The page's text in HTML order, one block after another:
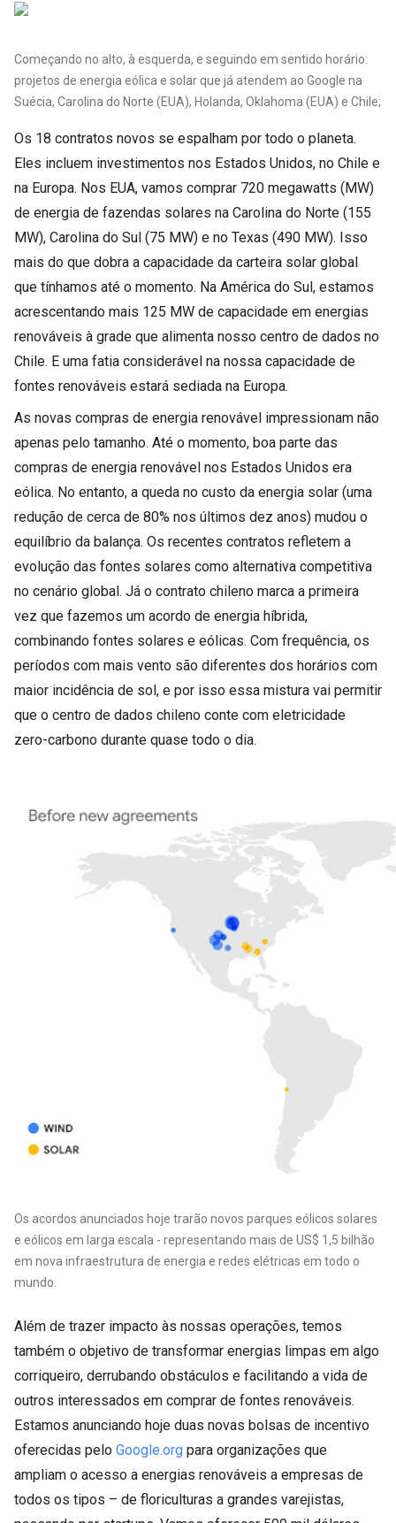
Começando no alto, à esquerda, e seguindo em sentido horário:
projetos de energia eólica e solar que já atendem ao Google na
Suécia, Carolina do Norte (EUA), Holanda, Oklahoma (EUA) e Chile;
Os 18 contratos novos se espalham por todo o planeta.
Eles incluem investimentos nos Estados Unidos, no Chile e
na Europa. Nos EUA, vamos comprar 720 megawatts (MW)
de energia de fazendas solares na Carolina do Norte (155
MW), Carolina do Sul (75 MW) e no Texas (490 MW). Isso
mais do que dobra a capacidade da carteira solar global
que tínhamos até o momento. Na América do Sul, estamos
acrescentando mais 125 MW de capacidade em energias
renováveis à grade que alimenta nosso centro de dados no
Chile. E uma fatia considerável na nossa capacidade de
fontes renováveis estará sediada na Europa.
As novas compras de energia renovável impressionam não
apenas pelo tamanho. Até o momento, boa parte das
compras de energia renovável nos Estados Unidos era
eólica. No entanto, a queda no custo da energia solar (uma
redução de cerca de 80% nos últimos dez anos) mudou o
equilíbrio da balança. Os recentes contratos refletem a
evolução das fontes solares como alternativa competitiva
no cenário global. Já o contrato chileno marca a primeira
vez que fazemos um acordo de energia híbrida,
combinando fontes solares e eólicas. Com frequência, os
períodos com mais vento são diferentes dos horários com
maior incidência de sol, e por isso essa mistura vai permitir
que o centro de dados chileno conte com eletricidade
zero-carbono durante quase todo o dia.
Os acordos anunciados hoje trarão novos parques eólicos solares
e eólicos em larga escala - representando mais de US$ 1,5 bilhão
em nova infraestrutura de energia e redes elétricas em todo o
mundo.
Além de trazer impacto às nossas operações, temos
também o objetivo de transformar energias limpas em algo
corriqueiro, derrubando obstáculos e facilitando a vida de
outros interessados em comprar de fontes renováveis.
Estamos anunciando hoje duas novas bolsas de incentivo
oferecidas pelo Google.org para organizações que
ampliam o acesso a energias renováveis a empresas de
todos os tipos – de floriculturas a grandes varejistas,